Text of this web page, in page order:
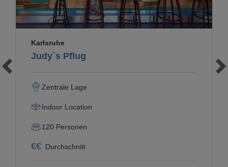
Judy`s Pflug
Karlsruhe
Zentrale Lage
Indoor Location
120 Personen
€€ Durchschnitt